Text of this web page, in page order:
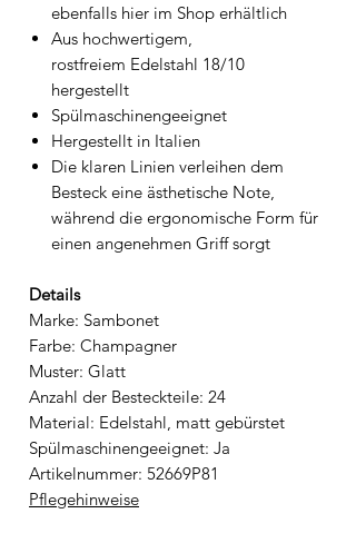
ebenfalls hier im Shop erhältlich
Aus hochwertigem,
rostfreiem Edelstahl 18/10
hergestellt
Spülmaschinengeeignet
Hergestellt in Italien
Die klaren Linien verleihen dem
Besteck eine ästhetische Note,
während die ergonomische Form für
einen angenehmen Griff sorgt
Details
Marke: Sambonet
Farbe: Champagner
Muster: Glatt
Anzahl der Besteckteile: 24
Material: Edelstahl, matt gebürstet
Spülmaschinengeeignet: Ja
Artikelnummer: 52669P81
Pflegehinweise